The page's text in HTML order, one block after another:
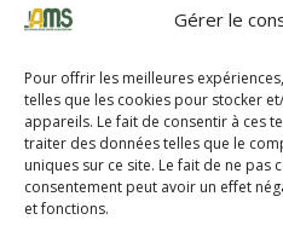
Gérer le
Pour offrir les meilleures
telles que les cookies pour stocker
appareils. Le fait de consentir à ces
traiter des données telles que le
uniques sur ce site. Le fait de ne pas
consentement peut avoir un effet
et fonctions.
YALE MS14XIL